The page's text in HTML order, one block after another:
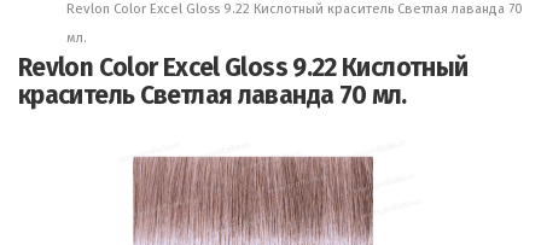
Revlon Color Excel Gloss 9.22 Кислотный краситель Светлая лаванда 70
мл.
Revlon Color Excel Gloss 9.22 Кислотный
краситель Светлая лаванда 70 мл.